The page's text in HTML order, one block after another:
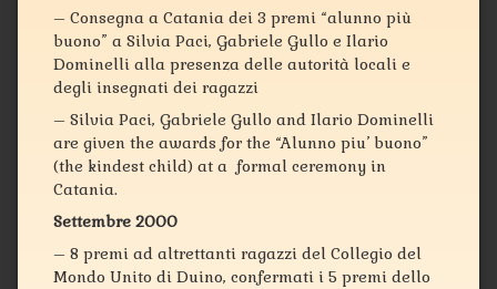
– Consegna a Catania dei 3 premi “alunno più
buono” a Silvia Paci, Gabriele Gullo e Ilario
Dominelli alla presenza delle autorità locali e
degli insegnati dei ragazzi
– Silvia Paci, Gabriele Gullo and Ilario Dominelli
are given the awards for the “Alunno piu’ buono”
(the kindest child) at a formal ceremony in
Catania.
Settembre 2000
– 8 premi ad altrettanti ragazzi del Collegio del
Mondo Unito di Duino, confermati i 5 premi dello